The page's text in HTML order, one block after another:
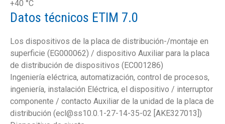
+40 °C
Datos técnicos ETIM 7.0
Los dispositivos de la placa de distribución-/montaje en
superficie (EG000062) / dispositivo Auxiliar para la placa
de distribución de dispositivos (EC001286)
Ingeniería eléctrica, automatización, control de procesos,
ingeniería, instalación Eléctrica, el dispositivo / interruptor
componente / contacto Auxiliar de la unidad de la placa de
distribución (ecl@ss10.0.1-27-14-35-02 [AKE327013])